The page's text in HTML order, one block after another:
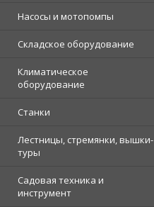
Насосы и мотопомпы
Складское оборудование
Климатическое
оборудование
Станки
Лестницы, стремянки, вышки-
туры
Садовая техника и
инструмент